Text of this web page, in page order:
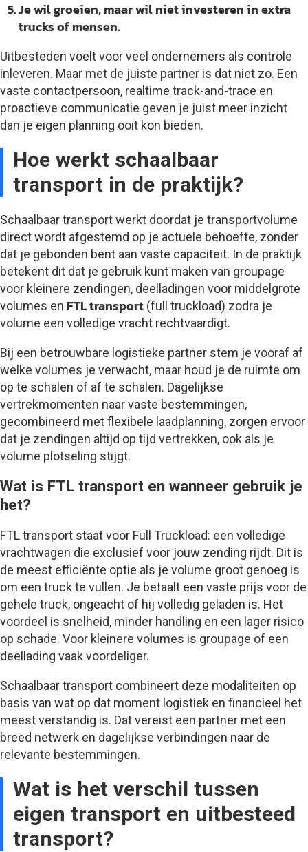
Je wil groeien, maar wil niet investeren in extra
trucks of mensen.
Uitbesteden voelt voor veel ondernemers als controle
inleveren. Maar met de juiste partner is dat niet zo. Een
vaste contactpersoon, realtime track-and-trace en
proactieve communicatie geven je juist meer inzicht
dan je eigen planning ooit kon bieden.
Hoe werkt schaalbaar
transport in de praktijk?
Schaalbaar transport werkt doordat je transportvolume
direct wordt afgestemd op je actuele behoefte, zonder
dat je gebonden bent aan vaste capaciteit. In de praktijk
betekent dit dat je gebruik kunt maken van groupage
voor kleinere zendingen, deelladingen voor middelgrote
volumes en FTL transport (full truckload) zodra je
volume een volledige vracht rechtvaardigt.
Bij een betrouwbare logistieke partner stem je vooraf af
welke volumes je verwacht, maar houd je de ruimte om
op te schalen of af te schalen. Dagelijkse
vertrekmomenten naar vaste bestemmingen,
gecombineerd met flexibele laadplanning, zorgen ervoor
dat je zendingen altijd op tijd vertrekken, ook als je
volume plotseling stijgt.
Wat is FTL transport en wanneer gebruik je
het?
FTL transport staat voor Full Truckload: een volledige
vrachtwagen die exclusief voor jouw zending rijdt. Dit is
de meest efficiënte optie als je volume groot genoeg is
om een truck te vullen. Je betaalt een vaste prijs voor de
gehele truck, ongeacht of hij volledig geladen is. Het
voordeel is snelheid, minder handling en een lager risico
op schade. Voor kleinere volumes is groupage of een
deellading vaak voordeliger.
Schaalbaar transport combineert deze modaliteiten op
basis van wat op dat moment logistiek en financieel het
meest verstandig is. Dat vereist een partner met een
breed netwerk en dagelijkse verbindingen naar de
relevante bestemmingen.
Wat is het verschil tussen
eigen transport en uitbesteed
transport?